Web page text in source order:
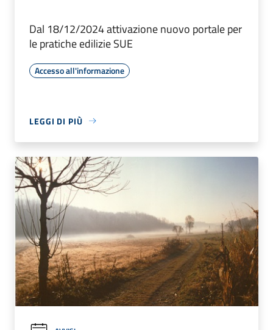
Dal 18/12/2024 attivazione nuovo portale per
le pratiche edilizie SUE
Accesso all'informazione
LEGGI DI PIÙ